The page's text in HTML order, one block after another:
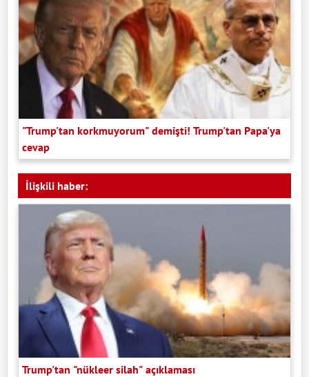
"Trump'tan korkmuyorum" demişti! Trump'tan Papa'ya
cevap
İlişkili haber:
Trump'tan "nükleer silah" açıklaması